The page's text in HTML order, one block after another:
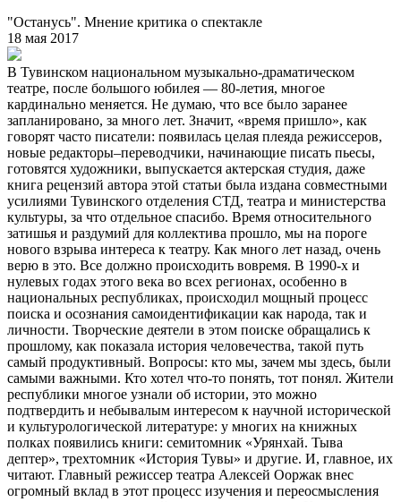
"Останусь". Мнение критика о спектакле
18 мая 2017
В Тувинском национальном музыкально-драматическом
театре, после большого юбилея — 80-летия, многое
кардинально меняется. Не думаю, что все было заранее
запланировано, за много лет. Значит, «время пришло», как
говорят часто писатели: появилась целая плеяда режиссеров,
новые редакторы–переводчики, начинающие писать пьесы,
готовятся художники, выпускается актерская студия, даже
книга рецензий автора этой статьи была издана совместными
усилиями Тувинского отделения СТД, театра и министерства
культуры, за что отдельное спасибо. Время относительного
затишья и раздумий для коллектива прошло, мы на пороге
нового взрыва интереса к театру. Как много лет назад, очень
верю в это. Все должно происходить вовремя. В 1990-х и
нулевых годах этого века во всех регионах, особенно в
национальных республиках, происходил мощный процесс
поиска и осознания самоидентификации как народа, так и
личности. Творческие деятели в этом поиске обращались к
прошлому, как показала история человечества, такой путь
самый продуктивный. Вопросы: кто мы, зачем мы здесь, были
самыми важными. Кто хотел что-то понять, тот понял. Жители
республики многое узнали об истории, это можно
подтвердить и небывалым интересом к научной исторической
и культурологической литературе: у многих на книжных
полках появились книги: семитомник «Урянхай. Тыва
дептер», трехтомник «История Тувы» и другие. И, главное, их
читают. Главный режиссер театра Алексей Ооржак внес
огромный вклад в этот процесс изучения и переосмысления